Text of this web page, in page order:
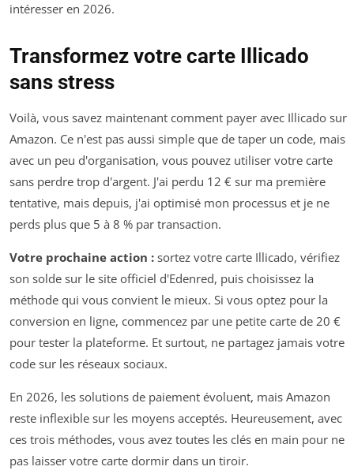
intéresser en 2026.
Transformez votre carte Illicado
sans stress
Voilà, vous savez maintenant comment payer avec Illicado sur
Amazon. Ce n'est pas aussi simple que de taper un code, mais
avec un peu d'organisation, vous pouvez utiliser votre carte
sans perdre trop d'argent. J'ai perdu 12 € sur ma première
tentative, mais depuis, j'ai optimisé mon processus et je ne
perds plus que 5 à 8 % par transaction.
Votre prochaine action : sortez votre carte Illicado, vérifiez
son solde sur le site officiel d'Edenred, puis choisissez la
méthode qui vous convient le mieux. Si vous optez pour la
conversion en ligne, commencez par une petite carte de 20 €
pour tester la plateforme. Et surtout, ne partagez jamais votre
code sur les réseaux sociaux.
En 2026, les solutions de paiement évoluent, mais Amazon
reste inflexible sur les moyens acceptés. Heureusement, avec
ces trois méthodes, vous avez toutes les clés en main pour ne
pas laisser votre carte dormir dans un tiroir.